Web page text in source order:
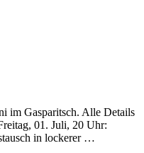
im Gasparitsch. Alle Details
01. Juli, 20 Uhr:
in lockerer …